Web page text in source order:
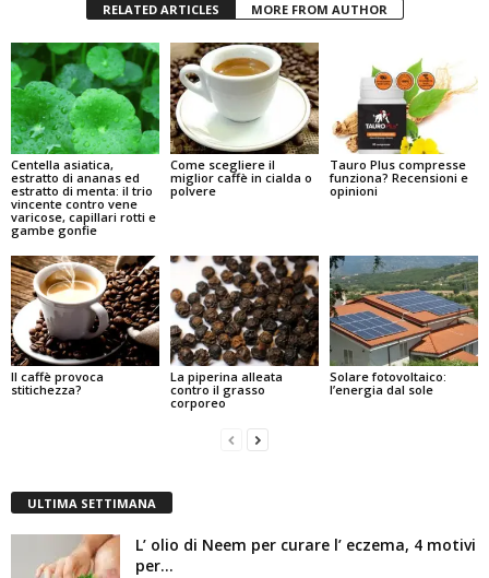
RELATED ARTICLES MORE FROM AUTHOR
Centella asiatica,
estratto di ananas ed
estratto di menta: il trio
vincente contro vene
varicose, capillari rotti e
gambe gonfie
Come scegliere il
miglior caffè in cialda o
polvere
Tauro Plus compresse
funziona? Recensioni e
opinioni
Il caffè provoca
stitichezza?
La piperina alleata
contro il grasso
corporeo
Solare fotovoltaico:
l’energia dal sole
ULTIMA SETTIMANA
L’ olio di Neem per curare l’ eczema, 4 motivi
per...